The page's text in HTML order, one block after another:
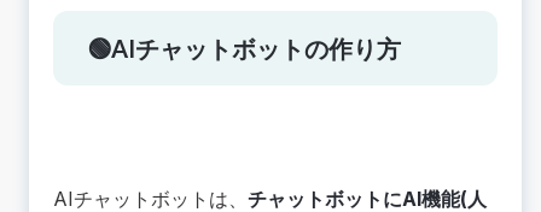
🟢AIチャットボットの作り方
AIチャットボットは、 チャットボットにAI機能(人